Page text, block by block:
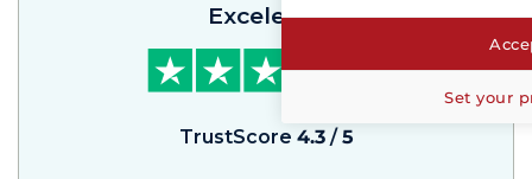
Excelente
TrustScore 4.3/ 5
Set your